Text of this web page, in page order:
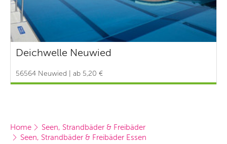
Deichwelle Neuwied
56564 Neuwied | ab 5,20 €
Home
Seen, Strandbäder & Freibäder
Seen, Strandbäder & Freibäder Essen